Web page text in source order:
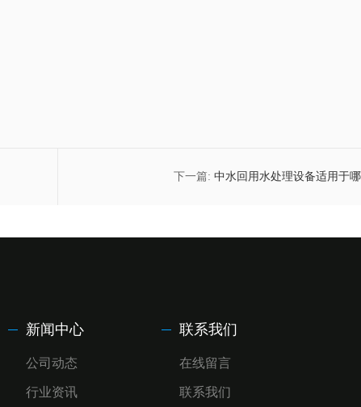
下一篇: 中水回用水处理设备适用于
新闻中心
公司动态
行业资讯
联系我们
在线留言
联系我们